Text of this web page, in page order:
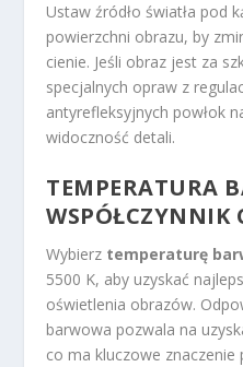
Ustaw źródło światła pod
powierzchni obrazu, by
cienie. Jeśli obraz jest za
specjalnych opraw z
antyrefleksyjnych powłok
widoczność detali.
TEMPERATURA
WSPÓŁCZYNNIK
Wybierz temperaturę
5500 K, aby uzyskać
oświetlenia obrazów.
barwowa pozwala na
co ma kluczowe znaczenie